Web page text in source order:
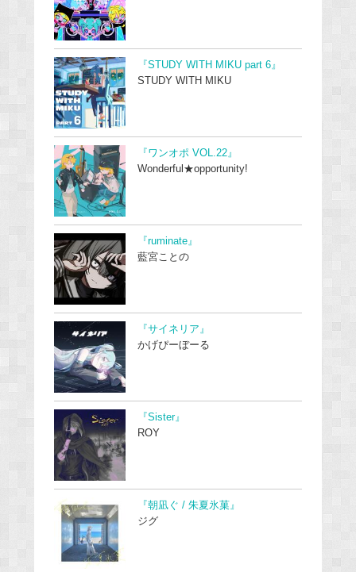
『STUDY WITH MIKU part 6』
STUDY WITH MIKU
『ワンオポ VOL.22』
Wonderful★opportunity!
『ruminate』
藍宮ことの
『サイネリア』
かげぴーぼーる
『Sister』
ROY
『朝凪ぐ / 朱夏氷菓』
ジグ